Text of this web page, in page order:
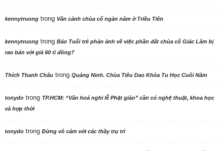
kennytruong trong Vãn cảnh chùa cổ ngàn năm ở Triều Tiên
kennytruong trong Báo Tuổi trẻ phản ảnh về việc phần đất chùa cổ Giác Lâm bị
rao bán với giá 60 tỉ đồng?
Thích Thanh Châu trong Quảng Ninh. Chùa Tiêu Dao Khóa Tu Học Cuối Năm
tonydo trong TP.HCM: “Văn hoá nghi lễ Phật giáo” cần có nghệ thuật, khoa học
và hợp thời
tonydo trong Đừng vô cảm với các thầy trụ trì